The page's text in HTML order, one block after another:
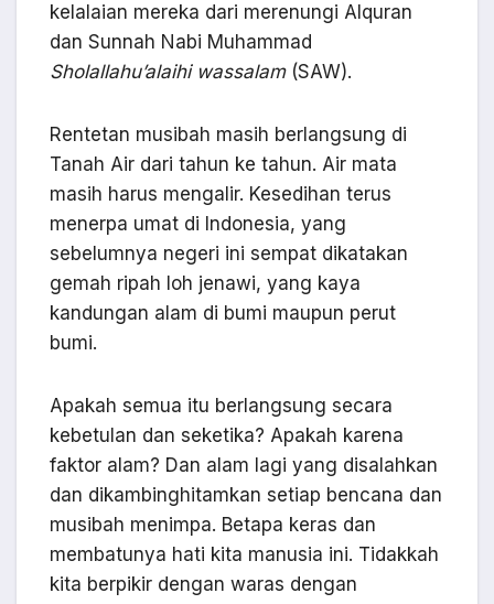
kelalaian mereka dari merenungi Alquran
dan Sunnah Nabi Muhammad
Sholallahu’alaihi wassalam(SAW).
Rentetan musibah masih berlangsung di
Tanah Air dari tahun ke tahun. Air mata
masih harus mengalir. Kesedihan terus
menerpa umat di Indonesia, yang
sebelumnya negeri ini sempat dikatakan
gemah ripah loh jenawi, yang kaya
kandungan alam di bumi maupun perut
bumi.
Apakah semua itu berlangsung secara
kebetulan dan seketika? Apakah karena
faktor alam? Dan alam lagi yang disalahkan
dan dikambinghitamkan setiap bencana dan
musibah menimpa. Betapa keras dan
membatunya hati kita manusia ini. Tidakkah
kita berpikir dengan waras dengan